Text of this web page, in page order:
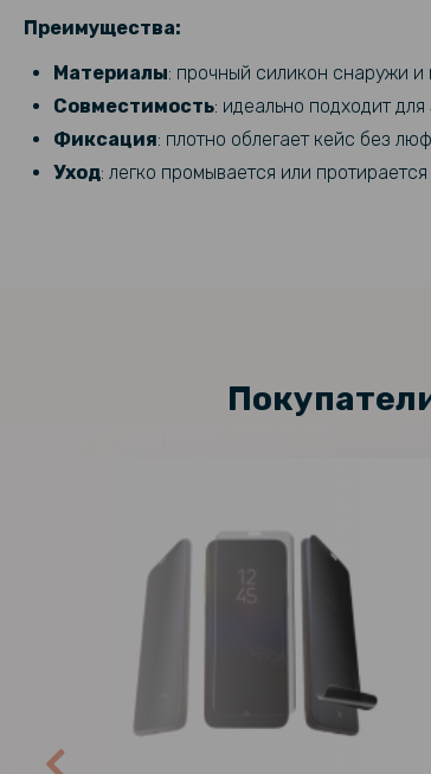
Преимущества:
Материалы: прочный силикон снаружи
Совместимость: идеально подходит
Фиксация: плотно облегает кейс без
Уход: легко промывается или